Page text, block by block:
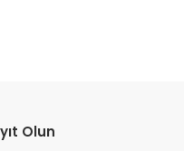
Olun